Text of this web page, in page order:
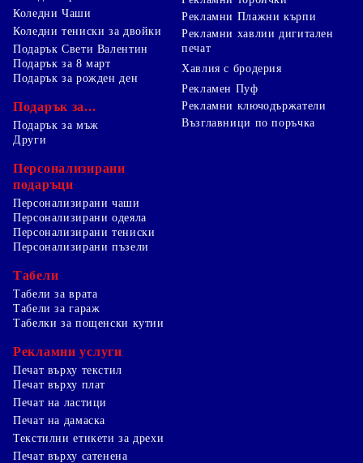
Коледни Чаши
Коледни тениски за двойки
Подарък Свети Валентин
Подарък за 8 март
Подарък за рожден ден
Подарък за...
Подарък за мъж
Рекламни Плажни кърпи
Рекламни хавлии дигитален
печат
Хавлия с бродерия
Рекламен Пуф
Рекламни ключодържатели
Възглавници по поръчка
Други
Персонализирани
подаръци
Персонализирани чаши
Персонализирани одеяла
Персонализирани тениски
Персонализирани пъзели
Табели
Табели за врата
Табели за гараж
Табелки за пощенски кутии
Рекламни услуги
Печат върху текстил
Печат върху плат
Печат на ластици
Печат на дамаска
Текстилни етикети за дрехи
Печат върху сатенена